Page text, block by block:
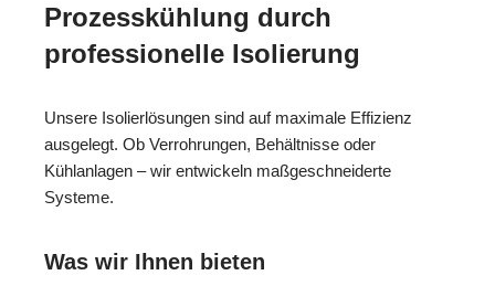
Prozesskühlung durch
professionelle Isolierung
Unsere Isolierlösungen sind auf maximale Effizienz
ausgelegt. Ob Verrohrungen, Behältnisse oder
Kühlanlagen – wir entwickeln maßgeschneiderte
Systeme.
Was wir Ihnen bieten